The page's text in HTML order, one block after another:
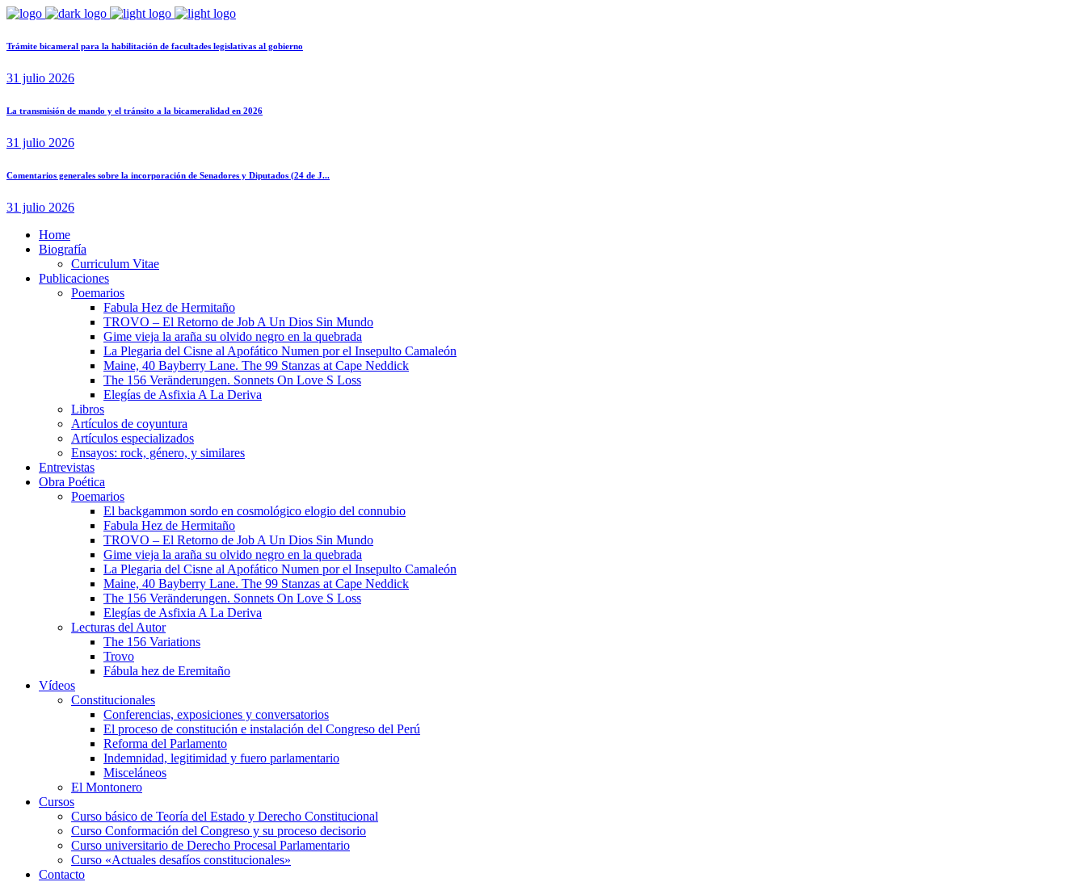
Trámite bicameral para la habilitación de facultades legislativas al gobierno
31 julio 2026
La transmisión de mando y el tránsito a la bicameralidad en 2026
31 julio 2026
Comentarios generales sobre la incorporación de Senadores y Diputados (24 de J...
31 julio 2026
Home
Biografía
Curriculum Vitae​
Publicaciones
Poemarios
Fabula Hez de Hermitaño
TROVO – El Retorno de Job A Un Dios Sin Mundo
Gime vieja la araña su olvido negro en la quebrada
La Plegaria del Cisne al Apofático Numen por el Insepulto Camaleón
Maine, 40 Bayberry Lane. The 99 Stanzas at Cape Neddick
The 156 Veränderungen. Sonnets On Love S Loss
Elegías de Asfixia A La Deriva
Libros
Artículos de coyuntura
Artículos especializados
Ensayos: rock, género, y similares
Entrevistas
Obra Poética
Poemarios
El backgammon sordo en cosmológico elogio del connubio
Fabula Hez de Hermitaño
TROVO – El Retorno de Job A Un Dios Sin Mundo
Gime vieja la araña su olvido negro en la quebrada
La Plegaria del Cisne al Apofático Numen por el Insepulto Camaleón
Maine, 40 Bayberry Lane. The 99 Stanzas at Cape Neddick
The 156 Veränderungen. Sonnets On Love S Loss
Elegías de Asfixia A La Deriva
Lecturas del Autor
The 156 Variations
Trovo
Fábula hez de Eremitaño
Vídeos
Constitucionales
Conferencias, exposiciones y conversatorios
El proceso de constitución e instalación del Congreso del Perú
Reforma del Parlamento
Indemnidad, legitimidad y fuero parlamentario
Misceláneos
El Montonero
Cursos
Curso básico de Teoría del Estado y Derecho Constitucional
Curso Conformación del Congreso y su proceso decisorio
Curso universitario de Derecho Procesal Parlamentario
Curso «Actuales desafíos constitucionales»
Contacto